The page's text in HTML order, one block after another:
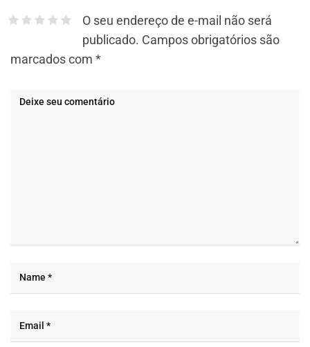
O seu endereço de e-mail não será
publicado. Campos obrigatórios são
marcados com *